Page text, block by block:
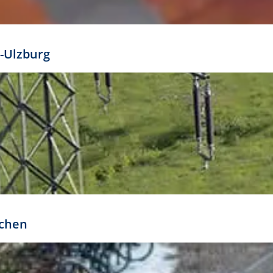
Daraus ergeben sich für gängige Formate
oder kleiner gesetzt werden. Dazu bedarf es jedoch
Ulzburg